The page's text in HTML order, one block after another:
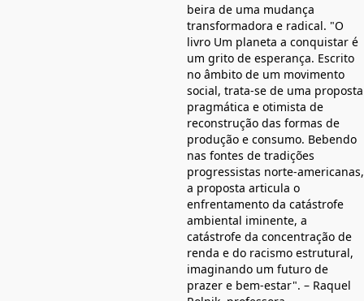
beira de uma mudança
transformadora e radical. "O
livro Um planeta a conquistar é
um grito de esperança. Escrito
no âmbito de um movimento
social, trata-se de uma proposta
pragmática e otimista de
reconstrução das formas de
produção e consumo. Bebendo
nas fontes de tradições
progressistas norte-americanas,
a proposta articula o
enfrentamento da catástrofe
ambiental iminente, a
catástrofe da concentração de
renda e do racismo estrutural,
imaginando um futuro de
prazer e bem-estar". – Raquel